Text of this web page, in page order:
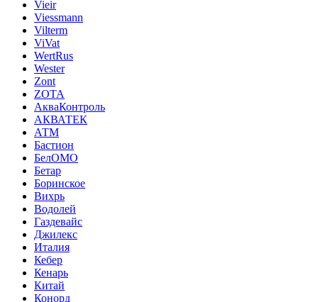
Vieir
Viessmann
Vilterm
ViVat
WertRus
Wester
Zont
ZOTA
АкваКонтроль
АКВАТЕК
АТМ
Бастион
БелОМО
Бетар
Боринское
Вихрь
Водолей
Газдевайс
Джилекс
Италия
Кебер
Кенарь
Китай
Конорд